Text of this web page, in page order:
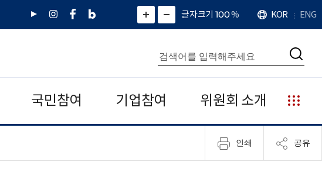
유
인
페
네
그
)
화
면
면
소
확
대
치
글자크기 100%
언
어
KOR ENG
통
합
검
색
검
국민참여 기업참여 위원회 소개
누
리
집
안
인쇄 공유